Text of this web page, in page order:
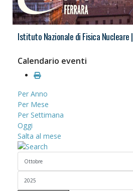
Istituto Nazionale di Fisica Nucleare |
Calendario eventi
Per Anno
Per Mese
Per Settimana
Oggi
Salta al mese